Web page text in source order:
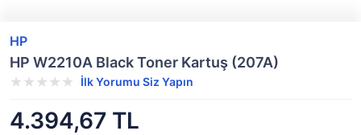
HP
HP W2210A Black Toner Kartuş (207A)
İlk Yorumu Siz Yapın
4.394,67 TL